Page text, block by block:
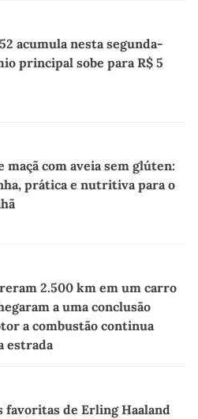
acumula nesta segunda-
principal sobe para R$ 5
maçã com aveia sem glúten:
prática e nutritiva para o
2.500 km em um carro
a uma conclusão
a combustão continua
estrada
favoritas de Erling Haaland